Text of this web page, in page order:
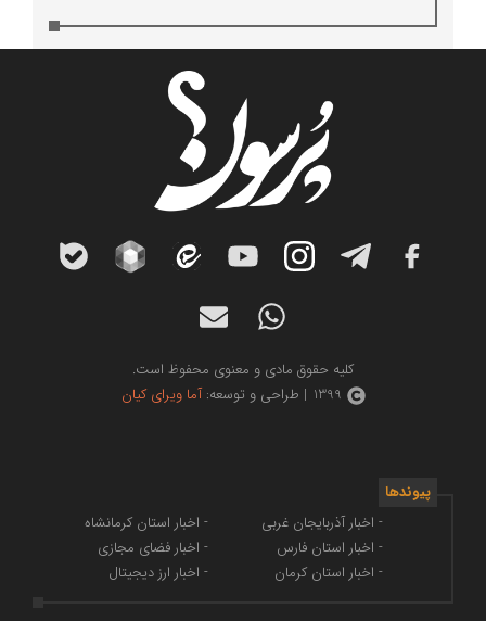
کلیه حقوق مادی و معنوی محفوظ است.
1399 | طراحی و توسعه:
آما ویرای کیان
پیوندها
- اخبار آذربایجان غربی
- اخبار استان فارس
- اخبار استان کرمان
- اخبار استان کرمانشاه
- اخبار فضای مجازی
- اخبار ارز دیجیتال